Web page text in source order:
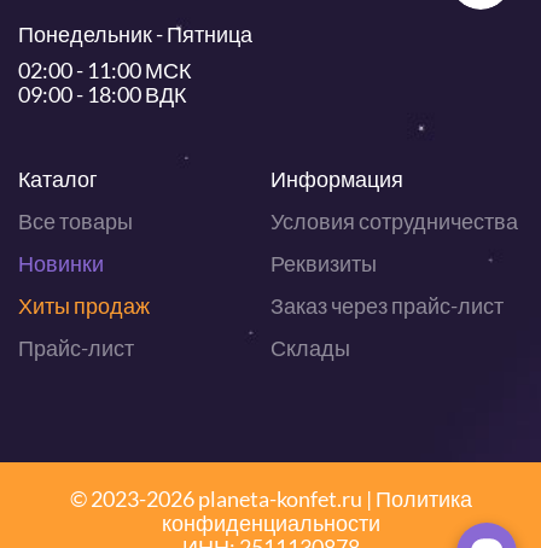
Понедельник - Пятница
02:00 - 11:00 МСК
09:00 - 18:00 ВДК
Каталог
Все товары
Новинки
Хиты продаж
Прайс-лист
Информация
Условия сотрудничества
Реквизиты
Заказ через прайс-лист
Склады
© 2023-2026 planeta-konfet.ru | Политика
конфиденциальности